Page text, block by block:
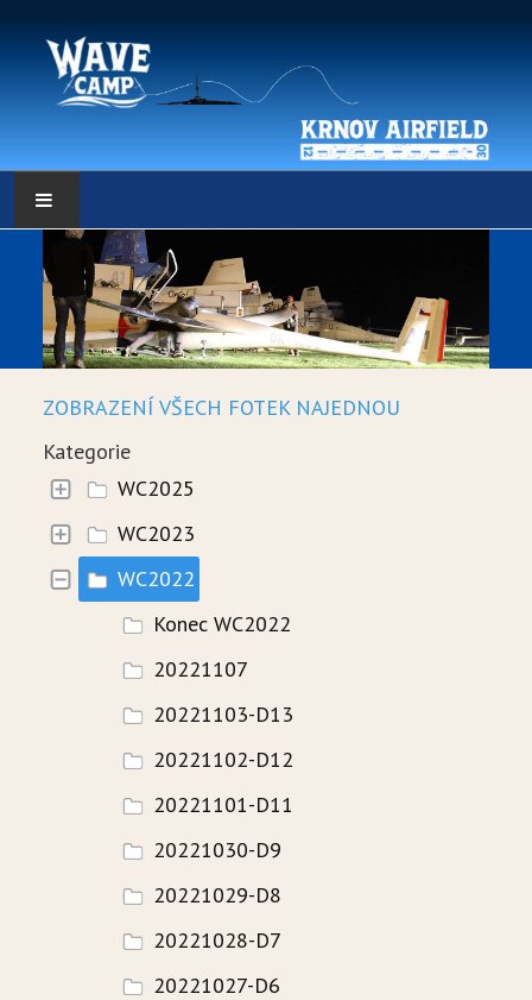
HLAVNÍ STRÁNKA
POČASÍ
POČASÍ - DATA
WEBKAMERY
LOW RES METEO
SELF BRIEFING
HISTORIE
WAVECAMP 2024
WAVECAMP 2017
FOTOGALERIE
ZOBRAZENÍ VŠECH FOTEK NAJEDNOU
Kategorie
WC2025
WC2023
WC2022
Konec WC2022
20221107
20221103-D13
20221102-D12
20221101-D11
20221030-D9
20221029-D8
20221028-D7
20221027-D6